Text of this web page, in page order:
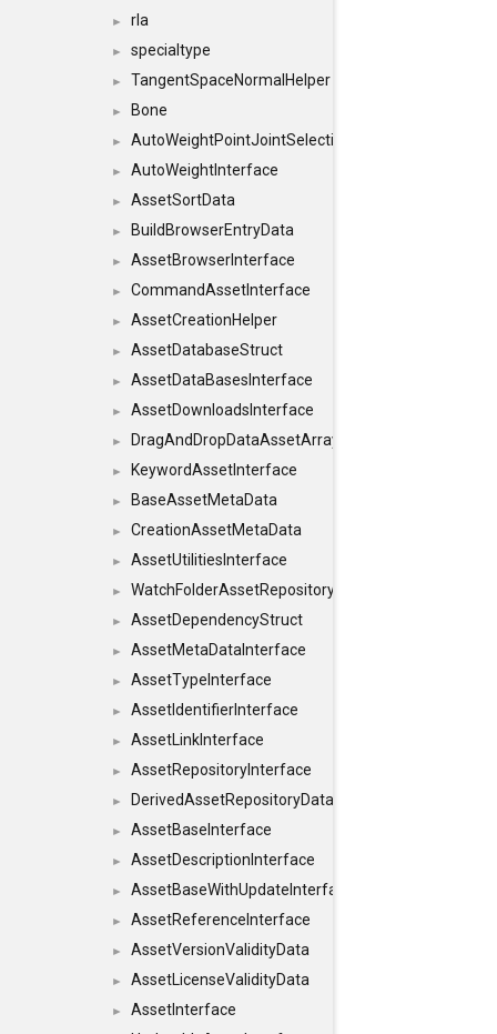
► rla
► specialtype
► TangentSpaceNormalHelper
► Bone
► AutoWeightPointJointSelections
► AutoWeightInterface
► AssetSortData
► BuildBrowserEntryData
► AssetBrowserInterface
► CommandAssetInterface
► AssetCreationHelper
► AssetDatabaseStruct
► AssetDataBasesInterface
► AssetDownloadsInterface
► DragAndDropDataAssetArray
► KeywordAssetInterface
► BaseAssetMetaData
► CreationAssetMetaData
► AssetUtilitiesInterface
► WatchFolderAssetRepositoryInterface
► AssetDependencyStruct
► AssetMetaDataInterface
► AssetTypeInterface
► AssetIdentifierInterface
► AssetLinkInterface
► AssetRepositoryInterface
► DerivedAssetRepositoryDataInterface
► AssetBaseInterface
► AssetDescriptionInterface
► AssetBaseWithUpdateInterface
► AssetReferenceInterface
► AssetVersionValidityData
► AssetLicenseValidityData
►
AssetInterface